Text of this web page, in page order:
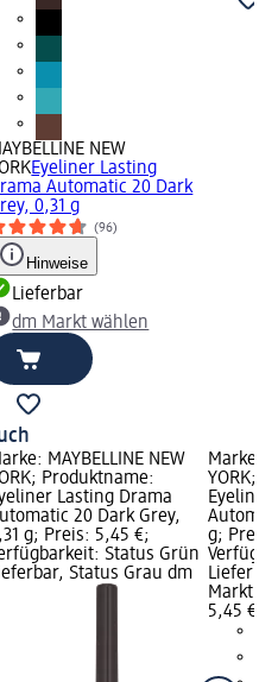
NEW
Eyeliner Lasting
Automatic 20 Dark
0,31 g
(96)
Hinweise
Lieferbar
dm Markt wählen
MAYBELLINE NEW
Produktname:
Lasting Drama
20 Dark Grey,
g; Preis: 5,45 €;
Status Grün
Status Grau dm
Marke:
YORK;
Eyeliner
g; Preis:
Markt
5,45 €